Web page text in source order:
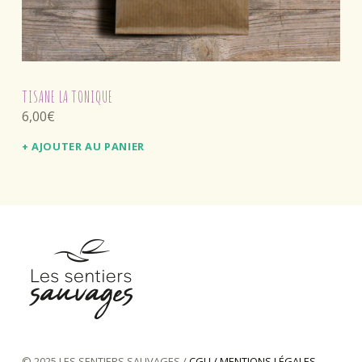
TISANE LA TONIQUE
6,00€
AJOUTER AU PANIER
les sentiers sauvages
GAMME D'HERBORISTERIE CONÇUE ARTISANALEMENT EN CHARTREUSE